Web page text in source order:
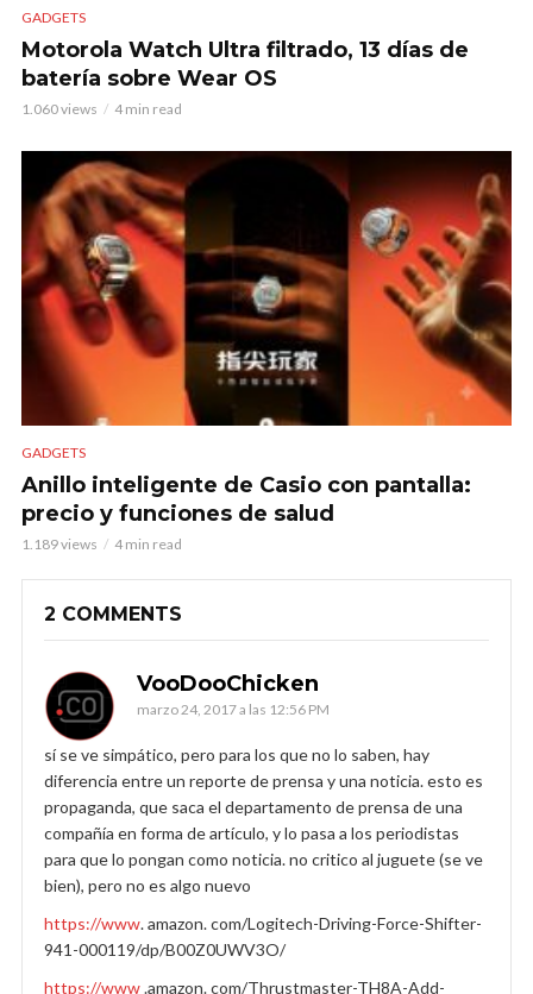
GADGETS
Motorola Watch Ultra filtrado, 13 días de
batería sobre Wear OS
1.060 views 4 min read
GADGETS
Anillo inteligente de Casio con pantalla:
precio y funciones de salud
1.189 views 4 min read
2 COMMENTS
VooDooChicken
marzo 24, 2017 a las 12:56 PM
sí se ve simpático, pero para los que no lo saben, hay
diferencia entre un reporte de prensa y una noticia. esto es
propaganda, que saca el departamento de prensa de una
compañía en forma de artículo, y lo pasa a los periodistas
para que lo pongan como noticia. no critico al juguete (se ve
bien), pero no es algo nuevo
https://www. amazon. com/Logitech-Driving-Force-Shifter-
941-000119/dp/B00Z0UWV3O/
https://www.amazon. com/Thrustmaster-TH8A-Add-